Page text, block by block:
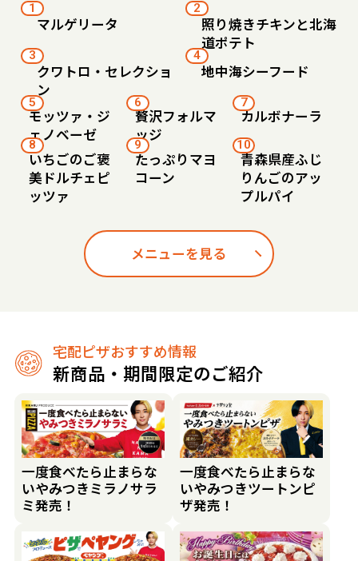
1
マルゲリータ
2
照り焼きチキンと北海
道ポテト
3
クワトロ・セレクショ
ン
4
地中海シーフード
5
モッツァ・ジ
ェノベーゼ
6
贅沢フォルマ
ッジ
7
カルボナーラ
8
いちごのご褒
美ドルチェピ
ッツァ
9
たっぷりマヨ
コーン
10
青森県産ふじ
りんごのアッ
プルパイ
メニューを見る
宅配ピザおすすめ情報
新商品・期間限定のご紹介
一度食べたら止まらな
いやみつきミラノサラ
ミ発売！
一度食べたら止まらな
いやみつきツートンピ
ザ発売！